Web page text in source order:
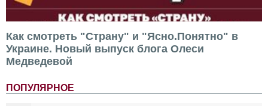
Как смотреть "Страну" и "Ясно.Понятно" в
Украине. Новый выпуск блога Олеси
Медведевой
ПОПУЛЯРНОЕ